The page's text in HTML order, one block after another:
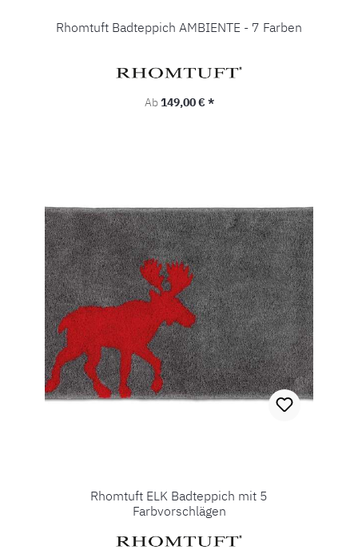
Rhomtuft Badteppich AMBIENTE - 7 Farben
Regulärer Preis:
Ab149,00 € *
Rhomtuft ELK Badteppich mit 5
Farbvorschlägen